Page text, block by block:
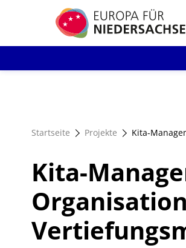
Startseite Projekte Kita-
Kita-